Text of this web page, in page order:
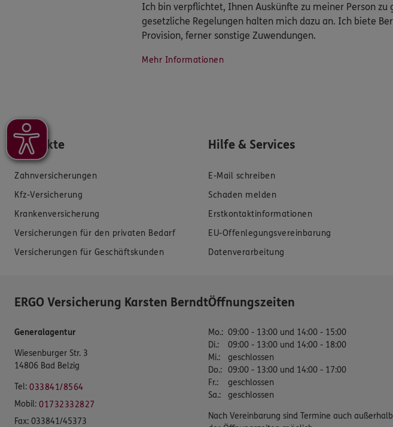
Ich bin verpflichtet, Ihnen Auskünfte zu meiner Person zu
gesetzliche Regelungen halten mich dazu an. Ich biete
Provision, ferner sonstige Zuwendungen.
Mehr Informationen
Produkte
Zahnversicherungen
Kfz-Versicherung
Krankenversicherung
Versicherungen für den privaten Bedarf
Versicherungen für Geschäftskunden
Hilfe & Services
E-Mail schreiben
Schaden melden
Erstkontaktinformationen
EU-Offenlegungsvereinbarung
Datenverarbeitung
ERGO Versicherung Karsten Berndt
Generalagentur
Wiesenburger Str. 3
14806 Bad Belzig
Tel: 033841/8564
Mobil: 01732332827
Fax: 033841/45373
Öffnungszeiten
Mo.: 09:00 - 13:00 und 14:00 - 15:00
Di.:
09:00 - 13:00 und 14:00 - 18:00
Mi.:
geschlossen
Do.: 09:00 - 13:00 und 14:00 - 17:00
Fr.:
geschlossen
Sa.: geschlossen
Nach Vereinbarung sind Termine auch außerhalb